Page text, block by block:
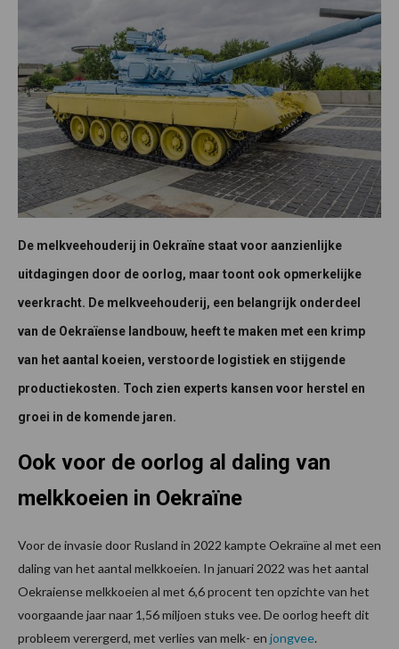
De melkveehouderij in Oekraïne staat voor aanzienlijke
uitdagingen door de oorlog, maar toont ook opmerkelijke
veerkracht. De melkveehouderij, een belangrijk onderdeel
van de Oekraïense landbouw, heeft te maken met een krimp
van het aantal koeien, verstoorde logistiek en stijgende
productiekosten. Toch zien experts kansen voor herstel en
groei in de komende jaren.
Ook voor de oorlog al daling van
melkkoeien in Oekraïne
Voor de invasie door Rusland in 2022 kampte Oekraïne al met een
daling van het aantal melkkoeien. In januari 2022 was het aantal
Oekraiense melkkoeien al met 6,6 procent ten opzichte van het
voorgaande jaar naar 1,56 miljoen stuks vee. De oorlog heeft dit
probleem verergerd, met verlies van melk- en jongvee.